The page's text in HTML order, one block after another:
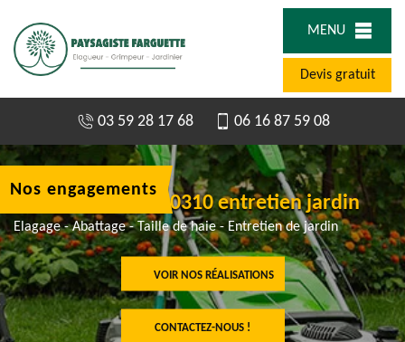
MENU
Devis gratuit
03 59 28 17 68 06 16 87 59 08
Jardinier à Amy 60310 entretien jardin
Elagage - Abattage - Taille de haie - Entretien de jardin
VOIR NOS RÉALISATIONS
CONTACTEZ-NOUS !
Nos engagements